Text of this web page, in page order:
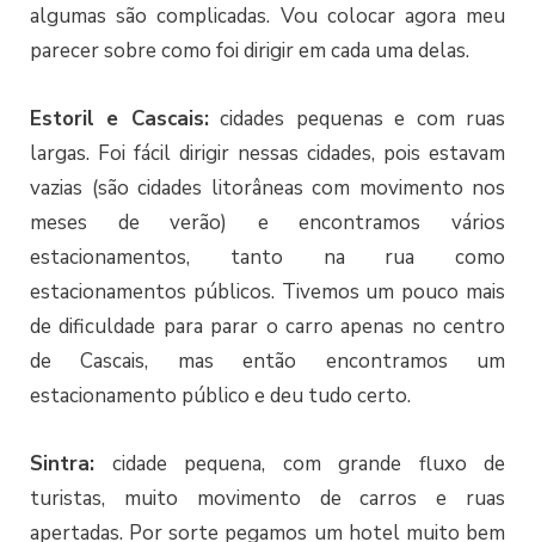
algumas são complicadas. Vou colocar agora meu
parecer sobre como foi dirigir em cada uma delas.
Estoril e Cascais:cidades pequenas e com ruas
largas. Foi fácil dirigir nessas cidades, pois estavam
vazias (são cidades litorâneas com movimento nos
meses de verão) e encontramos vários
estacionamentos, tanto na rua como
estacionamentos públicos. Tivemos um pouco mais
de dificuldade para parar o carro apenas no centro
de Cascais, mas então encontramos um
estacionamento público e deu tudo certo.
Sintra: cidade pequena, com grande fluxo de
turistas, muito movimento de carros e ruas
apertadas. Por sorte pegamos um hotel muito bem